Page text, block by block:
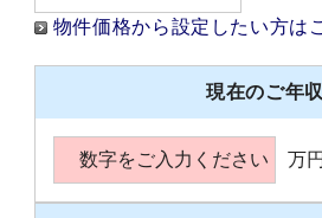
物件価格から設定したい方は
現在のご年収
万円